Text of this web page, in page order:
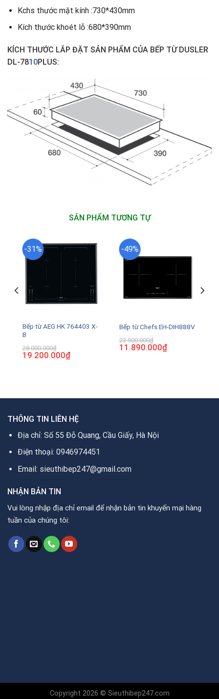
Kchs thước mặt kính :730*430mm
Kích thước khoét lỗ :680*390mm
KÍCH THƯỚC LẮP ĐẶT SẢN PHẨM CỦA BẾP TỪ DUSLER
DL-7810PLUS:
SẢN PHẨM TƯƠNG TỰ
-31%
Bếp từ AEG HK 764403 X-
B
28.000.000₫
Giá
gốc
19.200.000₫Giá
hiện
-49%
Bếp từ Chefs EH-DIH888V
23.500.000₫
Giá
gốc
11.890.000₫Giá
hiện
THÔNG TIN LIÊN HỆ
Địa chỉ: Số 55 Đỗ Quang, Cầu Giấy, Hà Nội
Điện thoại: 0946974451
Email: sieuthibep247@gmail.com
NHẬN BẢN TIN
Vui lòng nhập địa chỉ email để nhận bản tin khuyến mại hàng
tuần của chúng tôi:
Copyright 2026 © Sieuthibep247.com